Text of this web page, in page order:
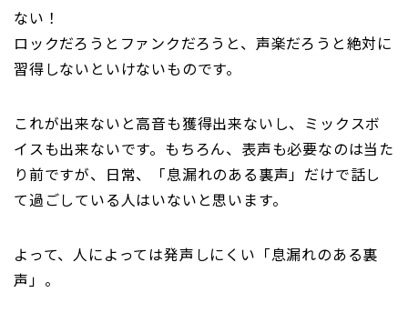
ない！
ロックだろうとファンクだろうと、声楽だろうと絶対に
習得しないといけないものです。
これが出来ないと高音も獲得出来ないし、ミックスボ
イスも出来ないです。もちろん、表声も必要なのは当た
り前ですが、日常、「息漏れのある裏声」だけで話し
て過ごしている人はいないと思います。
よって、人によっては発声しにくい「息漏れのある裏
声」。